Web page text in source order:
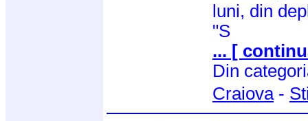
luni, din
"S
... [
Din
Craiova-